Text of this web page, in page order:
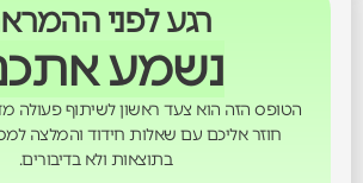
רגע לפני
נשמע
הטופס הזה הוא צעד ראשון לשיתוף פעולה
חוזר אליכם עם שאלות חידוד והמלצה
בתוצאות ולא בדיבורים.